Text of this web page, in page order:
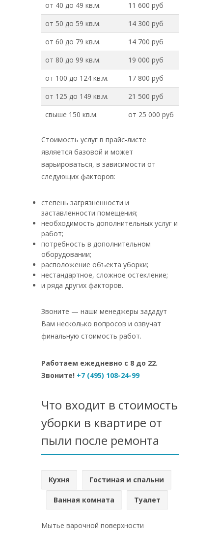
от 40 до 49 кв.м.
11 600 руб
от 50 до 59 кв.м.
14 300 руб
от 60 до 79 кв.м.
14 700 руб
от 80 до 99 кв.м.
19 000 руб
от 100 до 124 кв.м.
17 800 руб
от 125 до 149 кв.м.
21 500 руб
свыше 150 кв.м.
от 25 000 руб
Стоимость услуг в прайс-листе
является базовой и может
варьироваться, в зависимости от
следующих факторов:
степень загрязненности и
заставленности помещения;
необходимость дополнительных услуг и
работ;
потребность в дополнительном
оборудовании;
расположение объекта уборки;
нестандартное, сложное остекление;
и ряда других факторов.
Звоните — наши менеджеры зададут
Вам несколько вопросов и озвучат
финальную стоимость работ.
Работаем ежедневно с 8 до 22.
Звоните! +7 (495) 108-24-99
Что входит в стоимость
уборки в квартире от
пыли после ремонта
Кухня Гостиная и спальни
Ванная комната Туалет
Мытье варочной поверхности